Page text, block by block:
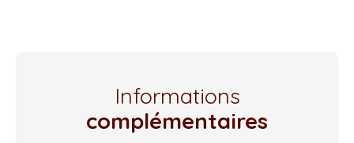
Informations
complémentaires